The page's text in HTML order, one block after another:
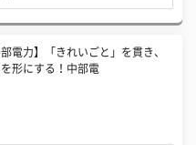
部電力】「きれいごと」を貫き、
形にする！中部電